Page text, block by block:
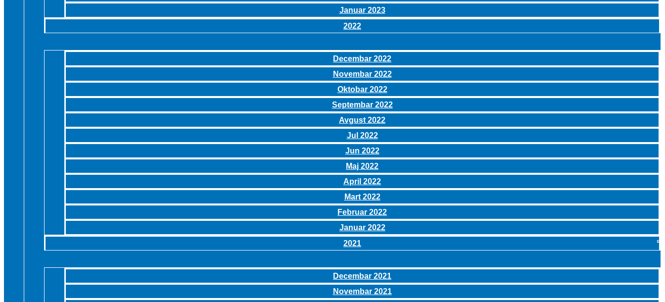
Januar 2023
2022
Decembar 2022
Novembar 2022
Oktobar 2022
Septembar 2022
Avgust 2022
Jul 2022
Jun 2022
Maj 2022
April 2022
Mart 2022
Februar 2022
Januar 2022
2021
Decembar 2021
Novembar 2021